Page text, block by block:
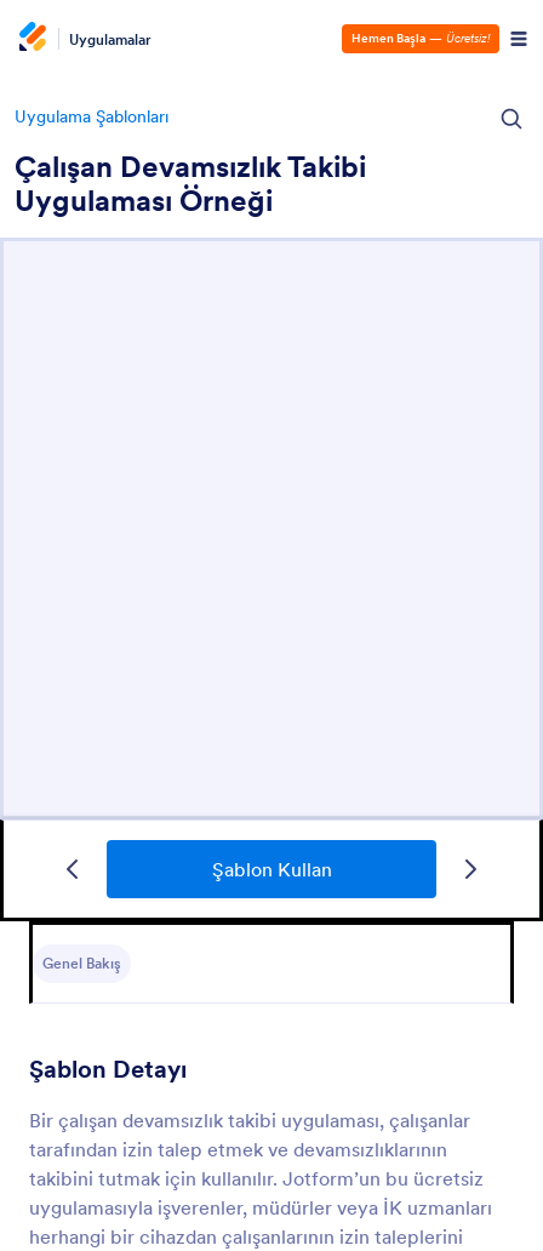
Uygulamalar Hemen Başla — Ücretsiz!
Uygulama Şablonları
Çalışan Devamsızlık Takibi
Uygulaması Örneği
Şablon Kullan
Genel Bakış
Şablon Detayı
Bir çalışan devamsızlık takibi uygulaması, çalışanlar
tarafından izin talep etmek ve devamsızlıklarının
takibini tutmak için kullanılır. Jotform’un bu ücretsiz
uygulamasıyla işverenler, müdürler veya İK uzmanları
herhangi bir cihazdan çalışanlarının izin taleplerini